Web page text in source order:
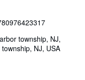
township, NJ,
NJ, USA